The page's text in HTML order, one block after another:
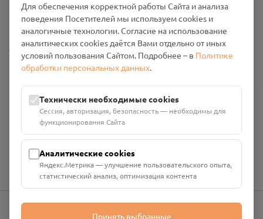
Политика конфиденциальности
Промо-материалы
Настройки cookies
Общество с ограниченной ответственностью «Смоленский
Проект Помним»
ИНН: 6700029207 ОГРН: 1256700001986
Юридический адрес: 216790, Смоленская область, р-н
Руднянский, г. Рудня, улица Западная, д. 26А, пом. 18
Номер счёта: 40702810901130004287 в АО "АЛЬФА-БАНК"
Для обеспечения корректной работы Сайта и анализа
поведения Посетителей мы используем cookies и
аналогичные технологии. Согласие на использование
аналитических cookies даётся Вами отдельно от иных
условий пользования Сайтом. Подробнее – в Политике
обработки персональных данных.
Технически необходимые cookies
Сессия, авторизация, безопасность — необходимы для
функционирования Сайта
Аналитические cookies
Яндекс.Метрика — улучшение пользовательского опыта,
статистический анализ, оптимизация контента
Принять выбранные